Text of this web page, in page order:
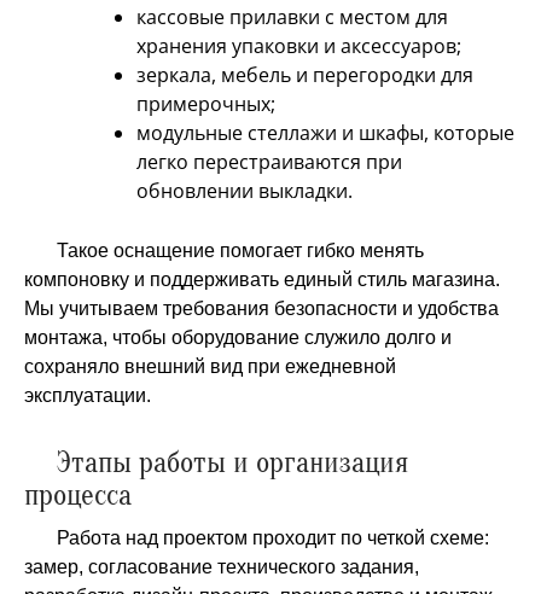
кассовые прилавки с местом для
хранения упаковки и аксессуаров;
зеркала, мебель и перегородки для
примерочных;
модульные стеллажи и шкафы, которые
легко перестраиваются при
обновлении выкладки.
Такое оснащение помогает гибко менять
компоновку и поддерживать единый стиль магазина.
Мы учитываем требования безопасности и удобства
монтажа, чтобы оборудование служило долго и
сохраняло внешний вид при ежедневной
эксплуатации.
Этапы работы и организация
процесса
Работа над проектом проходит по четкой схеме:
замер, согласование технического задания,